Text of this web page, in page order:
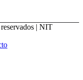
| NIT